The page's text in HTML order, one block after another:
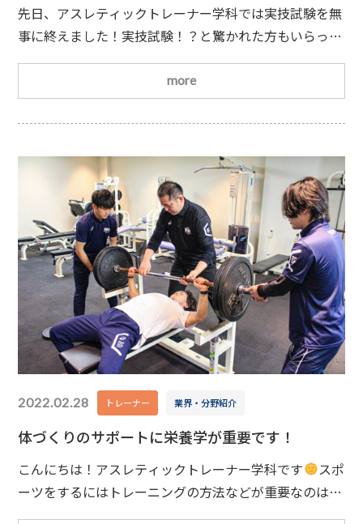
先日、アスレティックトレーナー学科では実技試験を無
事に終えました！実技試験！？と驚かれた方もいらっし
ゃるのではないでしょうか？日本スポーツ協会公認アス
レティックトレーナーの資格取得の為には、筆記試験と
実技試験の両方の試験に合格する必要があります！今回
はそのシステムについて簡単にご紹介します
日本スポ
校に通いカリキュラムを受講する②各競技団体などから
more
2022.02.28 トレーナー 業界・分野紹介
体づくりのサポートに栄養学が重要です！
こんにちは！アスレティックトレーナー学科です
スポ
ーツをするにはトレーニングの方法などが重要なのはも